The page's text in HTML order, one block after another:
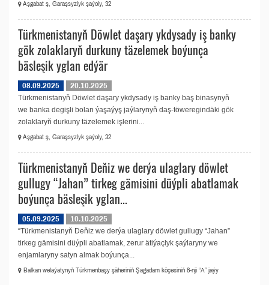
Aşgabat ş, Garaşsyzlyk şaýoly, 32
Türkmenistanyň Döwlet daşary ykdysady iş banky
gök zolaklaryň durkuny täzelemek boýunça
bäsleşik yglan edýär
08.09.2025
20.10.2025
Türkmenistanyň Döwlet daşary ykdysady iş banky baş binasynyň
we banka degişli bolan ýaşaýyş jaýlarynyň daş-töweregindäki gök
zolaklaryň durkuny täzelemek işlerini...
Aşgabat ş, Garaşsyzlyk şaýoly, 32
Türkmenistanyň Deňiz we derýa ulaglary döwlet
gullugy “Jahan” tirkeg gämisini düýpli abatlamak
boýunça bäsleşik yglan...
05.09.2025
10.10.2025
“Türkmenistanyň Deňiz we derýa ulaglary döwlet gullugy “Jahan”
tirkeg gämisini düýpli abatlamak, zerur ätiýaçlyk şaýlaryny we
enjamlaryny satyn almak boýunça...
Balkan welaýatynyň Türkmenbaşy şäheriniň Şagadam köçesiniň 8-nji “А” jaýy